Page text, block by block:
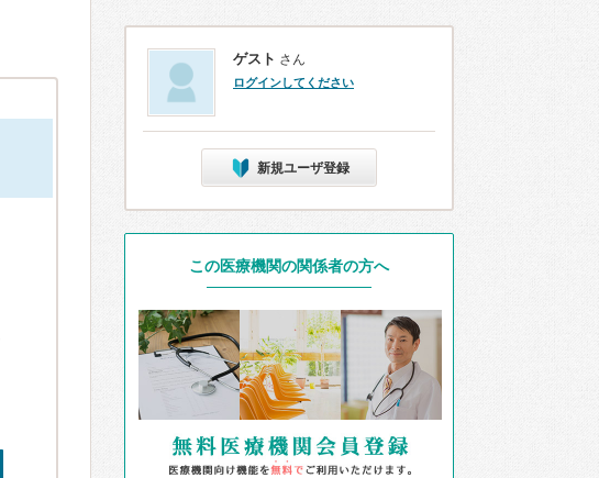
ゲスト さん
ログインしてください
新規ユーザ登録
この医療機関の関係者の方へ